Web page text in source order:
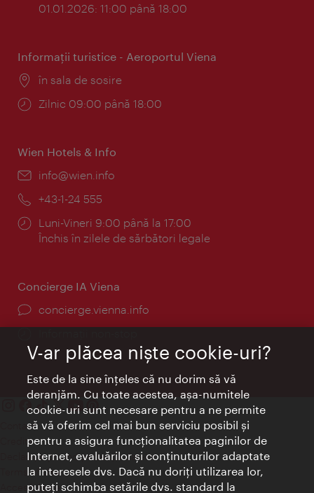
01.01.2026: 11:00 până 18:00
Informaţii turistice - Aeroportul Viena
Locul:
în sala de sosire
Program:
Zilnic 09:00 până 18:00
Wien Hotels & Info
E-
info@wien.info
Telefon:
+43-1-24 555
Program:
Luni-Vineri 9:00 până la 17:00
Închis în zilele de sărbători legale
Concierge IA Viena
concierge.vienna.info
Contact
Credits
Declaraţie privind protecţia datelor
Terms of Use
Accesibilitate
V-ar plăcea nişte cookie-uri?
Este de la sine înţeles că nu dorim să vă
deranjăm. Cu toate acestea, aşa-numitele
cookie-uri sunt necesare pentru a ne permite
să vă oferim cel mai bun serviciu posibil şi
pentru a asigura funcţionalitatea paginilor de
Internet, evaluărilor şi conţinuturilor adaptate
la interesele dvs. Dacă nu doriţi utilizarea lor,
puteţi schimba setările dvs. standard la